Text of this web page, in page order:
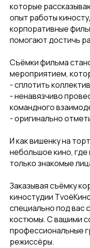
которые
опыт работы
корпоративные
помогают достичь
Съёмки фильма
мероприятием,
- сплотить
- ненавязчиво
командного
- оригинально
И как вишенку на
небольшое кино,
только знакомые
Заказывая съёмку
киностудии
специально под вас
костюмы. С вашими
профессиональные
режиссёры.